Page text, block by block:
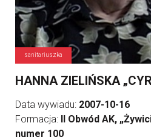
sanitariuszka
HANNA ZIELIŃSKA
Data wywiadu: 2007-10-16
Formacja: II Obwód AK,
numer 100